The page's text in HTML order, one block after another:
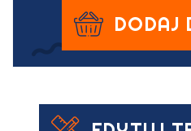
DODAJ